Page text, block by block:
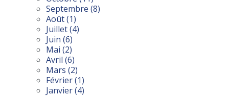
Septembre (8)
Août(1)
Juillet(4)
Juin (6)
Mai (2)
Avril (6)
Mars (2)
Février(1)
Janvier(4)